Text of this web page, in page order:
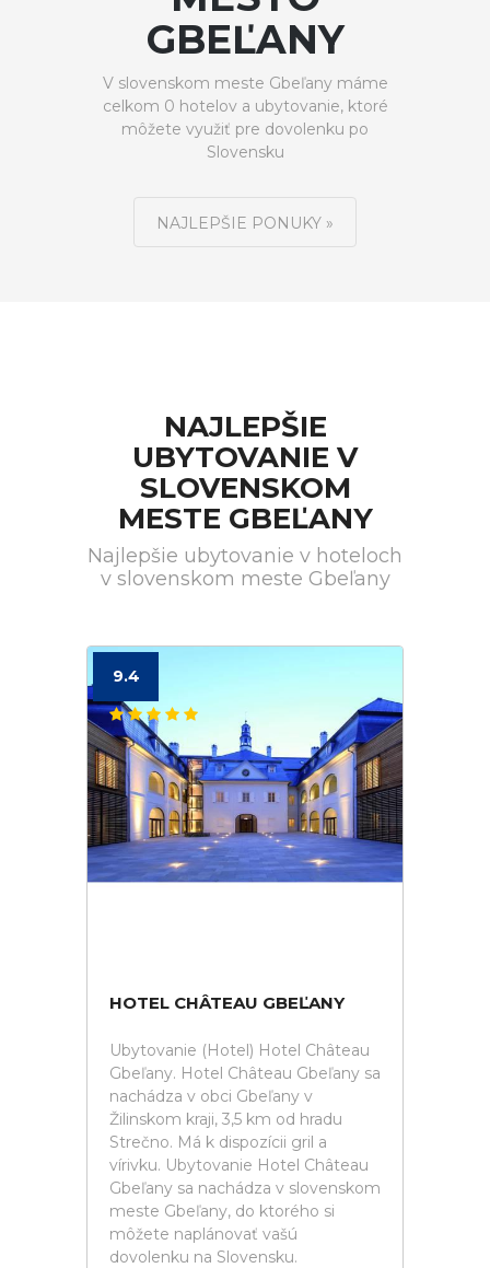
GBEĽANY
V slovenskom meste Gbeľany máme
celkom 0 hotelov a ubytovanie, ktoré
môžete využiť pre dovolenku po
Slovensku
NAJLEPŠIE PONUKY »
NAJLEPŠIE
UBYTOVANIE V
SLOVENSKOM
MESTE GBEĽANY
Najlepšie ubytovanie v hoteloch
v slovenskom meste Gbeľany
9.4
HOTEL CHÂTEAU GBEĽANY
Ubytovanie (Hotel) Hotel Château
Gbeľany. Hotel Château Gbeľany sa
nachádza v obci Gbeľany v
Žilinskom kraji, 3,5 km od hradu
Strečno. Má k dispozícii gril a
vírivku. Ubytovanie Hotel Château
Gbeľany sa nachádza v slovenskom
meste Gbeľany, do ktorého si
môžete naplánovať vašú
dovolenku na Slovensku.